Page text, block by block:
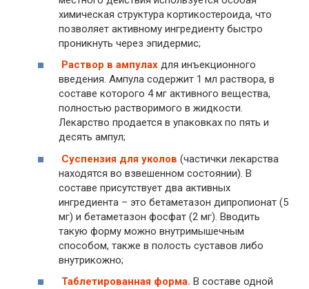
химическая структура кортикостероида, что
позволяет активному ингредиенту быстро
проникнуть через эпидермис;
Раствор в ампулах для инъекционного
введения. Ампула содержит 1 мл раствора, в
составе которого 4 мг активного вещества,
полностью растворимого в жидкости.
Лекарство продается в упаковках по пять и
десять ампул;
Суспензия для уколов (частички лекарства
находятся во взвешенном состоянии). В
составе присутствует два активных
ингредиента – это бетаметазон дипропионат (5
мг) и бетаметазон фосфат (2 мг). Вводить
такую форму можно внутримышечным
способом, также в полость суставов либо
внутрикожно;
Таблетированная форма. В составе одной